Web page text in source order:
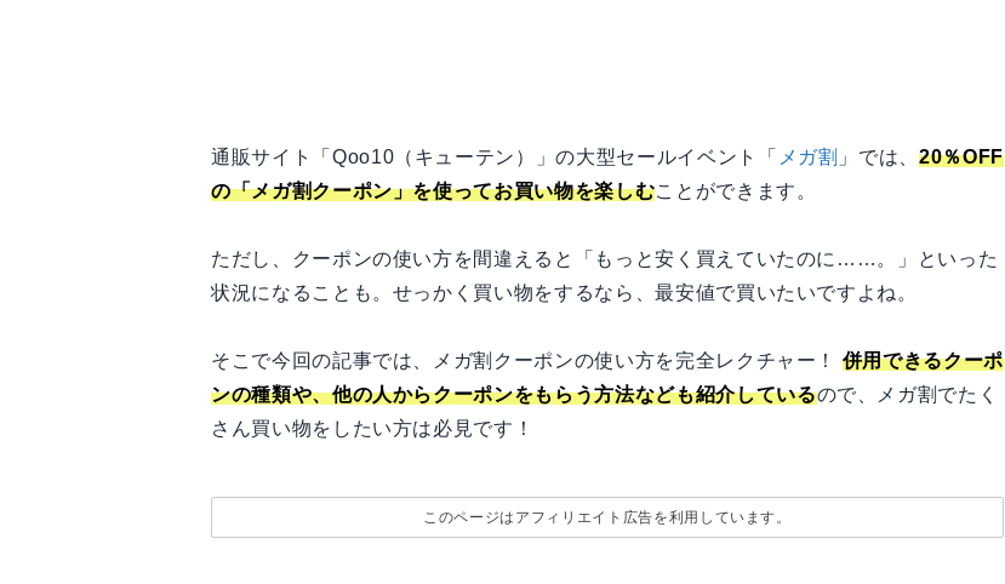
通販サイト「Qoo10（キューテン）」の大型セールイベント「 メガ割 」では、20％OFF
の「メガ割クーポン」を使ってお買い物を楽しむことができます。
ただし、クーポンの使い方を間違えると「もっと安く買えていたのに……。」といった
状況になることも。せっかく買い物をするなら、最安値で買いたいですよね。
そこで今回の記事では、メガ割クーポンの使い方を完全レクチャー！ 併用できるクーポ
ンの種類や、他の人からクーポンをもらう方法なども紹介しているので、メガ割でたく
さん買い物をしたい方は必見です！
このページはアフィリエイト広告を利用しています。